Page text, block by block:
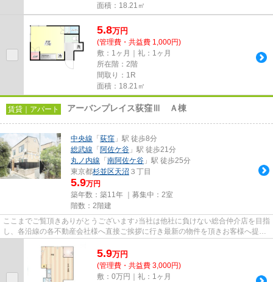
面積：18.21㎡
5.8万円
(管理費・共益費 1,000円)
敷：1ヶ月｜礼：1ヶ月
所在階：2階
間取り：1R
面積：18.21㎡
賃貸｜アパート アーバンプレイス荻窪Ⅲ Ａ棟
中央線 「 荻窪 」駅 徒歩8分
総武線 「 阿佐ケ谷 」駅 徒歩21分
丸ノ内線 「 南阿佐ケ谷 」駅 徒歩25分
東京都杉並区天沼 ３丁目
5.9万円
築年数：築11年 ｜募集中： 2室
階数：2階建
ここまでご覧頂きありがとうございます♪当社は他社に負けない総合仲介店を目指
し、各沿線の各不動産会社様へ直接ご挨拶に行き最新の物件を頂きお客様へ提供
5.9万円
(管理費・共益費 3,000円)
敷：0万円｜礼：1ヶ月